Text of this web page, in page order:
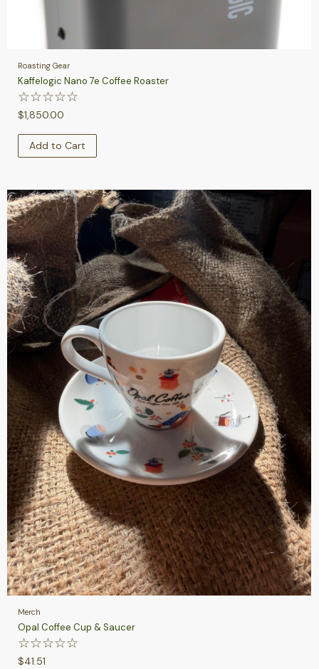
Roasting Gear
Kaffelogic Nano 7e Coffee Roaster
☆☆☆☆☆
$1,850.00
Add to Cart
Merch
Opal Coffee Cup & Saucer
☆☆☆☆☆
$41.51